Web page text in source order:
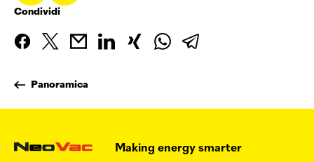
Condividi
Panoramica
Making energy smarter